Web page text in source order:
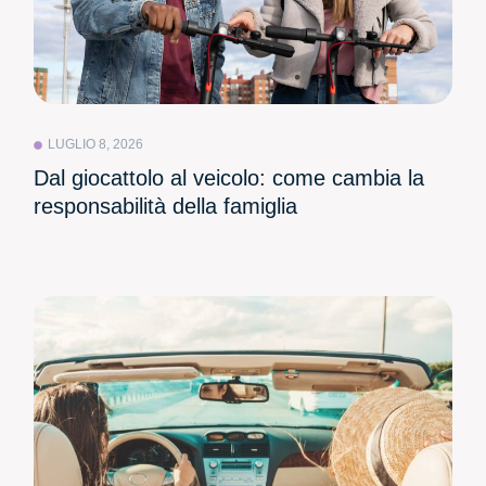
LUGLIO 8, 2026
Dal giocattolo al veicolo: come cambia la
responsabilità della famiglia